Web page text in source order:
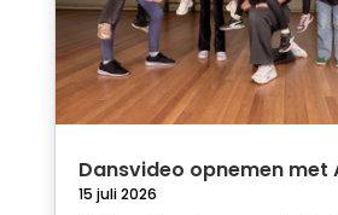
Dansvideo opnemen met
15 juli 2026